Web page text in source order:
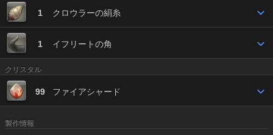
1 クロウラーの絹糸
1 イフリートの角
クリスタル
99 ファイアシャード
製作情報